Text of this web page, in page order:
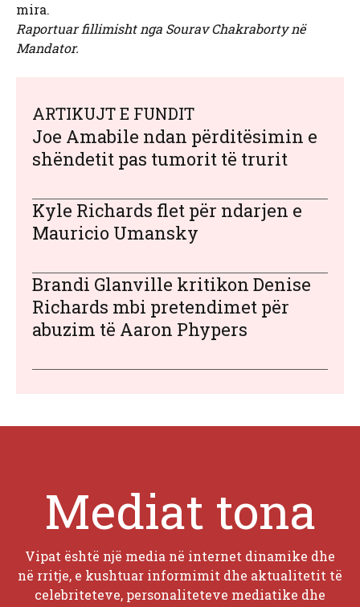
mira.
Raportuar fillimisht nga Sourav Chakraborty në
Mandator.
ARTIKUJT E FUNDIT
Joe Amabile ndan përditësimin e
shëndetit pas tumorit të trurit
Kyle Richards flet për ndarjen e
Mauricio Umansky
Brandi Glanville kritikon Denise
Richards mbi pretendimet për
abuzim të Aaron Phypers
Mediat tona
Vipat është një media në internet dinamike dhe
në rritje, e kushtuar informimit dhe aktualitetit të
celebriteteve, personaliteteve mediatike dhe